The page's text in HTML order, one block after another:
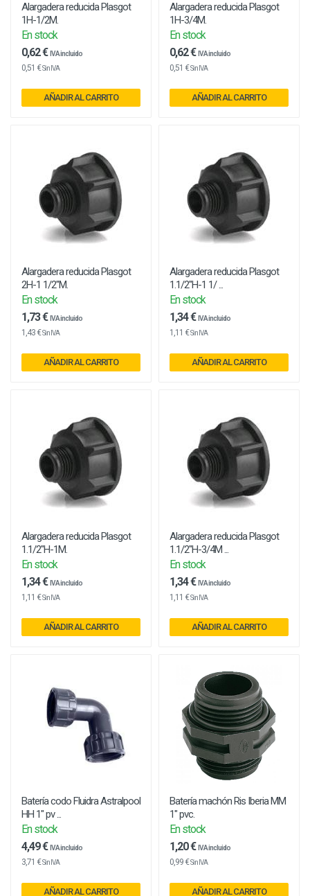
Alargadera reducida Plasgot
1H-1/2M.
En stock
0,62 € IVA incluido
0,51 €Sin IVA
AÑADIR AL CARRITO
Alargadera reducida Plasgot
1H-3/4M.
En stock
0,62 € IVA incluido
0,51 €Sin IVA
AÑADIR AL CARRITO
Alargadera reducida Plasgot
2H-1 1/2"M.
En stock
1,73 € IVA incluido
1,43 €Sin IVA
AÑADIR AL CARRITO
Alargadera reducida Plasgot
1.1/2"H-1 1/ ...
En stock
1,34 € IVA incluido
1,11 €Sin IVA
AÑADIR AL CARRITO
Alargadera reducida Plasgot
1.1/2"H-1M.
En stock
1,34 € IVA incluido
1,11 €Sin IVA
AÑADIR AL CARRITO
Alargadera reducida Plasgot
1.1/2"H-3/4M ...
En stock
1,34 € IVA incluido
1,11 €Sin IVA
AÑADIR AL CARRITO
Batería codo Fluidra Astralpool
HH 1" pv ...
En stock
4,49 € IVA incluido
3,71 €Sin IVA
AÑADIR AL CARRITO
Batería machón Ris Iberia MM
1" pvc.
En stock
1,20 € IVA incluido
0,99 €Sin IVA
AÑADIR AL CARRITO